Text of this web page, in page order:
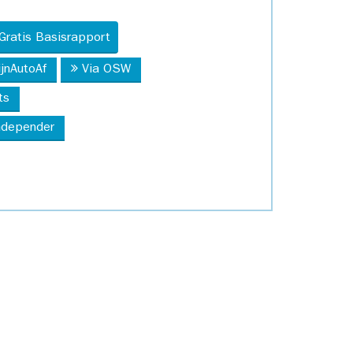
Basisrapport
Via OSW